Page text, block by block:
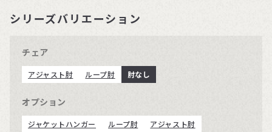
シリーズバリエーション
チェア
アジャスト肘 ループ肘 肘なし
オプション
ジャケットハンガー ループ肘 アジャスト肘